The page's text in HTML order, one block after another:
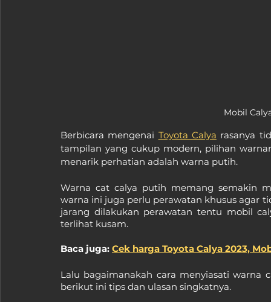
Mobil
Berbicara mengenai Toyota Calya rasanya
tampilan yang cukup modern, pilihan
menarik perhatian adalah warna putih.
Warna cat calya putih memang semakin
warna ini juga perlu perawatan khusus agar
jarang dilakukan perawatan tentu mobil
terlihat kusam.
Baca juga: Cek harga Toyota Calya 2023,
Lalu bagaimanakah cara menyiasati
berikut ini tips dan ulasan singkatnya.